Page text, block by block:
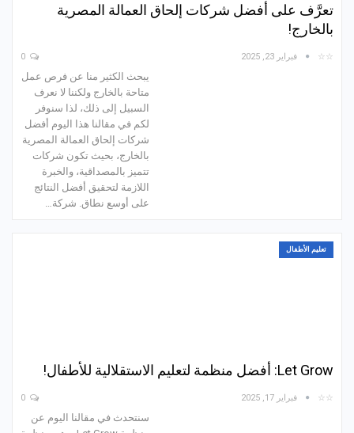
تعرَّف على أفضل شركات إلحاق العمالة المصرية
بالخارج!
☆☆ فبراير 23, 2025
يبحث الكثير منا عن فرص عمل
متاحة بالخارج ولكننا لا نعرف
السبيل إلى ذلك، لذا سنوفر
لكم في مقالنا هذا اليوم أفضل
شركات إلحاق العمالة المصرية
بالخارج، بحيث تكون شركات
تتميز بالمصداقية، والخبرة
اللازمة لتحقيق أفضل النتائج
على أوسع نطاق. شركة…
تعليم الأطفال
Let Grow: أفضل منظمة لتعليم الاستقلالية للأطفال!
☆☆ فبراير 17, 2025
سنتحدث في مقالنا اليوم عن